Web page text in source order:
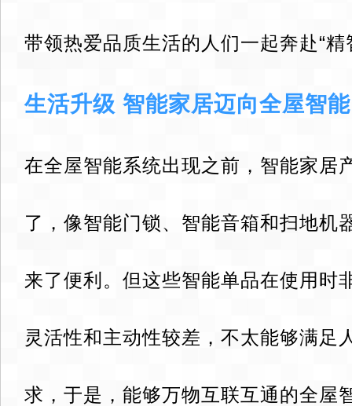
带领热爱品质生活的人们一起奔赴“精
生活升级 智能家居迈向全屋智能
在全屋智能系统出现之前，智能家居
了，像智能门锁、智能音箱和扫地机
来了便利。但这些智能单品在使用时
灵活性和主动性较差，不太能够满足
求，于是，能够万物互联互通的全屋